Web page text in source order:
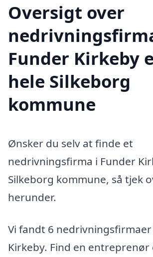
Oversigt over
Funder Kirkeby
hele Silkeborg
kommune
Ønsker du selv at finde et
nedrivningsfirma i Funder
Silkeborg kommune, så tjek
herunder.
Vi fandt 6
Kirkeby. Find en entreprenør